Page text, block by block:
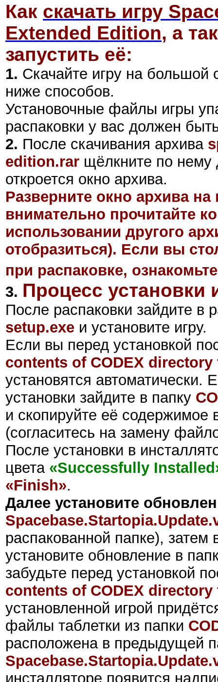
Как скачать игру
Extended Edition, а
запустить её:
1. Скачайте игру на большой
ниже способов.
Установочные файлы игры
распаковки у вас должен
2. После скачивания архива
edition.rar щёлкните по нему
откроется окно архива.
Разверните окно архива на
внимательно прочитайте
использовании другого
отобразиться). Если вы
при распаковке,
3. Процесс установки
После распаковки зайдите в
setup.exe и установите игру.
Если вы перед установкой
contents of CODEX
установятся автоматически.
установки зайдите в папку
и скопируйте её содержимое
(согласитесь на замену
После установки в
цвета «Successfully
«Finish».
Далее установите
распакованной папке), затем
установите обновление в
забудьте перед установкой
contents of CODEX
установленной игрой
файлы таблетки из папки
расположена в предыдущей
инсталляторе появится